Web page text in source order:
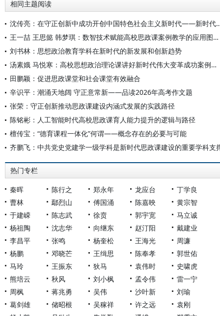
相同主题阅读
沈传亮：在守正创新中成功开创中国特
王一喆 王思懿 韩梦琪：数智技术赋能高校思政课案例教学的应用图景与路径创新
刘书林：思想政治教育学科在新时代的新发展和创新趋势
汤素娥 马悦寒：高校思想政治理论课讲好新时代伟大变革成功案例的议题设置与教学理路
田鹏颖：促进思政课堂和社会课堂有效融合
辛识平：潮涌天地阔 守正意常新——品读2026年高考作文题
张荣：守正创新推动思政课建设内涵式发展的实践路径
陈铭彬：人工智能时代高校思政课育人能力提升的逻辑与路径
檀传宝：“德育课程一体化”何谓——概念存在的必要与可能
齐鹏飞：中共党史党建学一级学科是新时代思政课建设的重要学科支
热门专栏
秦晖 陈行之 郑永年 龙应台
丁学良
曹林
鄢烈山 傅国涌 陈嘉映
黄宗智
于建嵘
陈志武 徐贲 郭宇宽
马立诚
杨祖陶
沈志华 向继东 赵汀阳
戴建业
李昌平
张鸣 杨奎松 王海光
周濂
杨鹏
邓晓芒 王缉思 陈奉孝
郭世佑
马玲
王振东 狄马 袁伟时
史啸虎
熊培云
秋风 刘小枫 孟令伟
雷一宁
周枫
蒋兆勇 吴伟 沙叶新
刘瑜
葛剑雄
储昭根 吴稼祥 许之远
袁刚